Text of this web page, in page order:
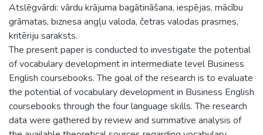
Atslēgvārdi: vārdu krājuma bagātināšana, iespējas, mācību
grāmatas, biznesa angļu valoda, četras valodas prasmes,
kritēriju saraksts.
The present paper is conducted to investigate the potential
of vocabulary development in intermediate level Business
English coursebooks. The goal of the research is to evaluate
the potential of vocabulary development in Business English
coursebooks through the four language skills. The research
data were gathered by review and summative analysis of